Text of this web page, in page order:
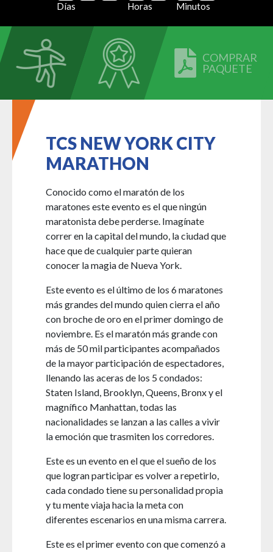
Días Horas Minutos
COMPRAR
PAQUETE
TCS NEW YORK CITY
MARATHON
Conocido como el maratón de los
maratones este evento es el que ningún
maratonista debe perderse. Imagínate
correr en la capital del mundo, la ciudad que
hace que de cualquier parte quieran
conocer la magia de Nueva York.
Este evento es el último de los 6 maratones
más grandes del mundo quien cierra el año
con broche de oro en el primer domingo de
noviembre. Es el maratón más grande con
más de 50 mil participantes acompañados
de la mayor participación de espectadores,
llenando las aceras de los 5 condados:
Staten Island, Brooklyn, Queens, Bronx y el
magnífico Manhattan, todas las
nacionalidades se lanzan a las calles a vivir
la emoción que trasmiten los corredores.
Este es un evento en el que el sueño de los
que logran participar es volver a repetirlo,
cada condado tiene su personalidad propia
y tu mente viaja hacia la meta con
diferentes escenarios en una misma carrera.
Este es el primer evento con que comenzó a